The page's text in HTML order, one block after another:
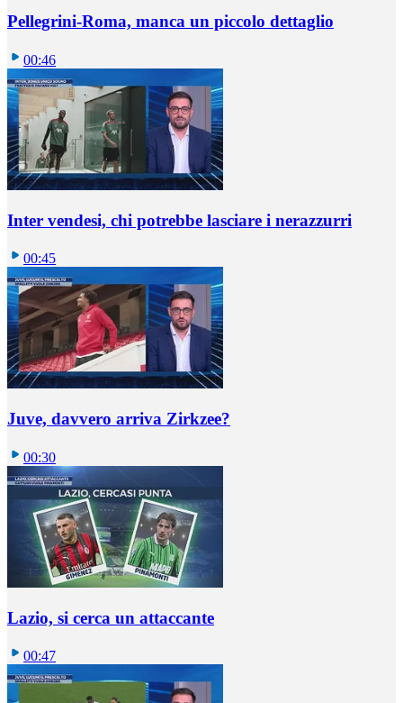
Pellegrini-Roma, manca un piccolo dettaglio
00:46
Inter vendesi, chi potrebbe lasciare i nerazzurri
00:45
Juve, davvero arriva Zirkzee?
00:30
Lazio, si cerca un attaccante
00:47